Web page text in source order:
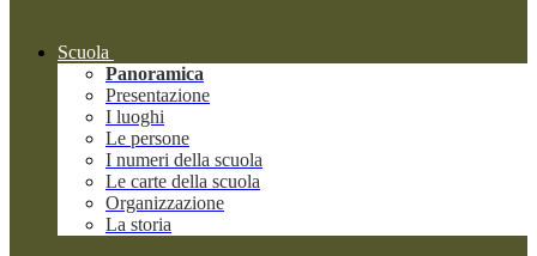
Scuola
Panoramica
Presentazione
I luoghi
Le persone
I numeri della scuola
Le carte della scuola
Organizzazione
La storia